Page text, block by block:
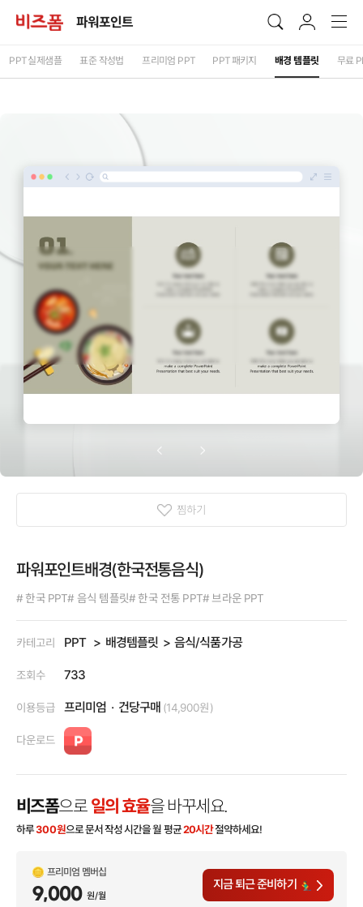
파워포인트
PPT실제샘플 표준 작성법 프리미엄 PPT PPT패키지 배경 템플릿 무료
찜하기
파워포인트배경(한국전통음식)
# 한국 PPT# 음식 템플릿# 한국 전통 PPT# 브라운 PPT
카테고리 PPT 배경템플릿 음식/식품가공
조회수 733
이용등급 프리미엄 건당구매 (14,900원)
다운로드
비즈폼으로 일의 효율을 바꾸세요.
하루300원으로 문서 작성 시간을 월 평균20시간절약하세요!
프리미엄 멤버십
9,000 원/월
지금 퇴근 준비하기